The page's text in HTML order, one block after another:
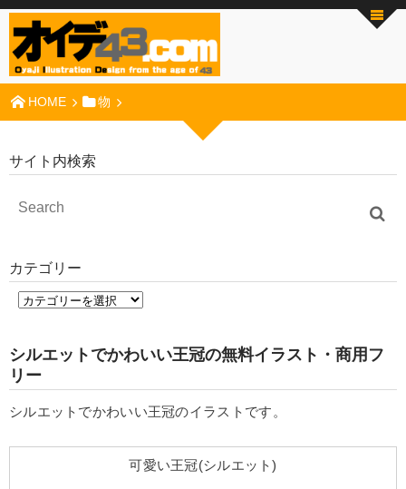
HOME 物
サイト内検索
カテゴリー
シルエットでかわいい王冠の無料イラスト・商用フ
リー
シルエットでかわいい王冠のイラストです。
可愛い王冠(シルエット)